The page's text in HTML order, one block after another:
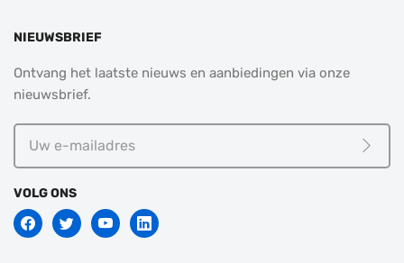
NIEUWSBRIEF
Ontvang het laatste nieuws en aanbiedingen via onze
nieuwsbrief.
Meld
VOLG ONS